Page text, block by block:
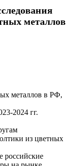
металлов
металлов в РФ,
2024 гг.
из цветных
российские